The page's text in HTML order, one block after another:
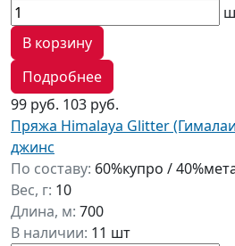
В корзину
Подробнее
99 руб. 103 руб.
Пряжа Himalaya Glitter
джинс
По составу: 60%купро /
Вес, г: 10
Длина, м: 700
В наличии: 11 шт